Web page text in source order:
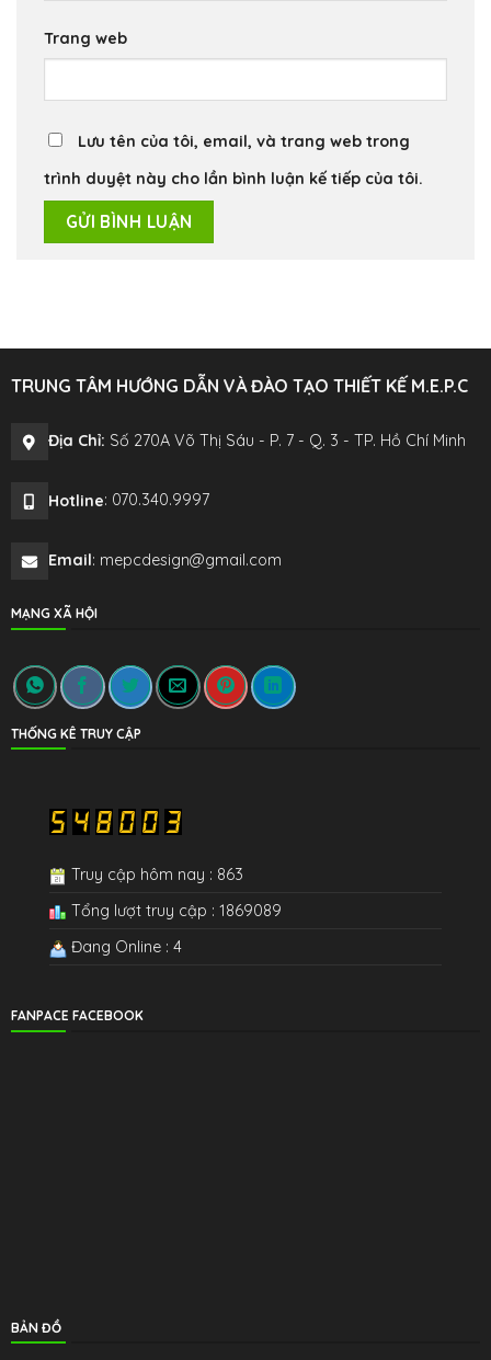
Trang web
Lưu tên của tôi, email, và trang web trong
trình duyệt này cho lần bình luận kế tiếp của tôi.
TRUNG TÂM HƯỚNG DẪN VÀ ĐÀO TẠO THIẾT KẾ M.E.P.C
Địa Chỉ: Số 270A Võ Thị Sáu - P. 7 - Q. 3 - TP. Hồ Chí Minh
Hotline: 070.340.9997
Email: mepcdesign@gmail.com
MẠNG XÃ HỘI
THỐNG KÊ TRUY CẬP
Truy cập hôm nay : 863
Tổng lượt truy cập : 1869089
Đang Online : 4
FANPACE FACEBOOK
BẢN ĐỒ